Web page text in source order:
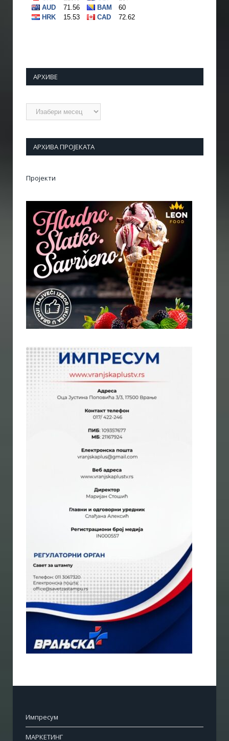
АРХИВЕ
Архиве
АРХИВА ПРОЈЕКАТА
Пројекти
Импресум
МАРКЕТИНГ